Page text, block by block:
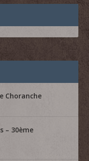
Choranche
– 30ème